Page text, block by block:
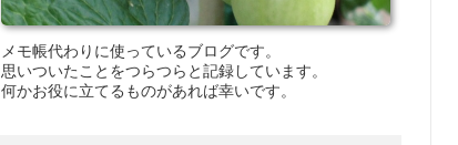
メモ帳代わりに使っているブログです。
思いついたことをつらつらと記録しています。
何かお役に立てるものがあれば幸いです。